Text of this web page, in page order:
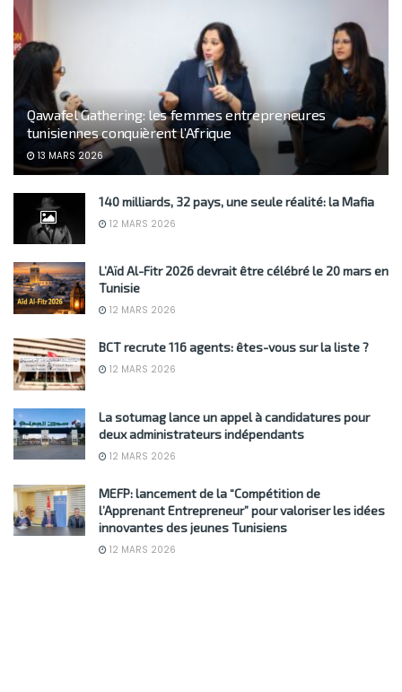
Qawafel Gathering: les femmes entrepreneures
tunisiennes conquièrent l’Afrique
13 MARS 2026
140 milliards, 32 pays, une seule réalité: la Mafia
12 MARS 2026
L’Aïd Al-Fitr 2026 devrait être célébré le 20 mars en
Tunisie
12 MARS 2026
BCT recrute 116 agents: êtes-vous sur la liste ?
12 MARS 2026
La sotumag lance un appel à candidatures pour
deux administrateurs indépendants
12 MARS 2026
MEFP: lancement de la “Compétition de
l’Apprenant Entrepreneur” pour valoriser les idées
innovantes des jeunes Tunisiens
12 MARS 2026